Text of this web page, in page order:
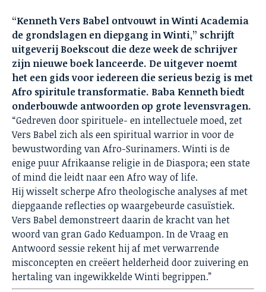
“Kenneth Vers Babel ontvouwt in Winti Academia
de grondslagen en diepgang in Winti,” schrijft
uitgeverij Boekscout die deze week de schrijver
zijn nieuwe boek lanceerde. De uitgever noemt
het een gids voor iedereen die serieus bezig is met
Afro spiritule transformatie. Baba Kenneth biedt
onderbouwde antwoorden op grote levensvragen.
“Gedreven door spirituele- en intellectuele moed, zet
Vers Babel zich als een spiritual warrior in voor de
bewustwording van Afro-Surinamers. Winti is de
enige puur Afrikaanse religie in de Diaspora; een state
of mind die leidt naar een Afro way of life.
Hij wisselt scherpe Afro theologische analyses af met
diepgaande reflecties op waargebeurde casuïstiek.
Vers Babel demonstreert daarin de kracht van het
woord van gran Gado Keduampon. In de Vraag en
Antwoord sessie rekent hij af met verwarrende
misconcepten en creëert helderheid door zuivering en
hertaling van ingewikkelde Winti begrippen.”